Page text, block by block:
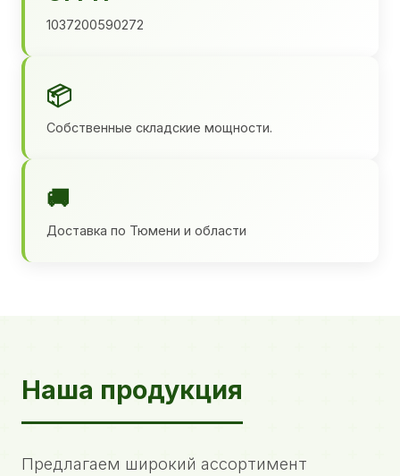
1037200590272
📦
Собственные складские мощности.
🚚
Доставка по Тюмени и области
Наша продукция
Предлагаем широкий ассортимент